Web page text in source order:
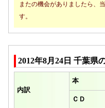
またの機会がありましたら、
す。
2012年8月24日 千葉県
内訳
本
ＣＤ